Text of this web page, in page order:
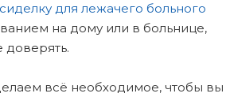
сиделку для лежачего больного
на дому или в больнице,
всё необходимое, чтобы вы